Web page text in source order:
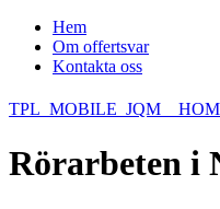
Hem
Om offertsvar
Kontakta oss
Rörarbeten i